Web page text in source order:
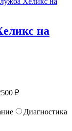
на
₽
Диагностика